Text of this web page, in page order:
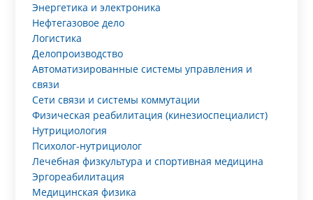
Энергетика и электроника
Нефтегазовое дело
Логистика
Делопроизводство
Автоматизированные системы управления и
связи
Сети связи и системы коммутации
Физическая реабилитация (кинезиоспециалист)
Нутрициология
Психолог-нутрициолог
Лечебная физкультура и спортивная медицина
Эргореабилитация
Медицинская физика